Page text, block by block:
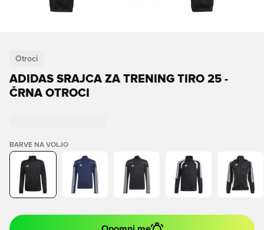
Otroci
ADIDAS SRAJCA ZA TRENING TIRO 25 -
ČRNA OTROCI
BARVE NA VOLJO